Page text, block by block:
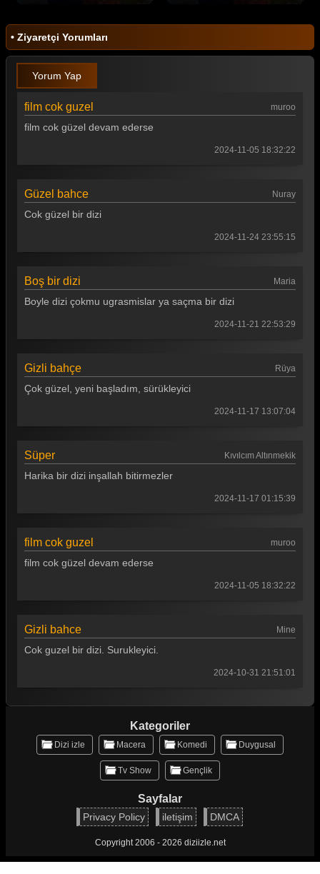
• Ziyaretçi Yorumları
Yorum Yap
film cok guzel muroo
film cok güzel devam ederse
2024-11-05 18:32:22
Güzel bahce Nuray
Cok güzel bir dizi
2024-11-24 23:55:15
Boş bir dizi Maria
Boyle dizi çokmu ugrasmislar ya saçma bir dizi
2024-11-21 22:53:29
Gizli bahçe Rüya
Çok güzel, yeni başladım, sürükleyici
2024-11-17 13:07:04
Süper Kıvılcım Altınmekik
Harika bir dizi inşallah bitirmezler
2024-11-17 01:15:39
film cok guzel muroo
film cok güzel devam ederse
2024-11-05 18:32:22
Gizli bahce Mine
Cok guzel bir dizi. Surukleyici.
2024-10-31 21:51:01
Kategoriler
Dizi izle Macera Komedi Duygusal
Tv Show Gençlik
Sayfalar
Privacy Policy iletişim DMCA
Copyright 2006 - 2026 diziizle.net